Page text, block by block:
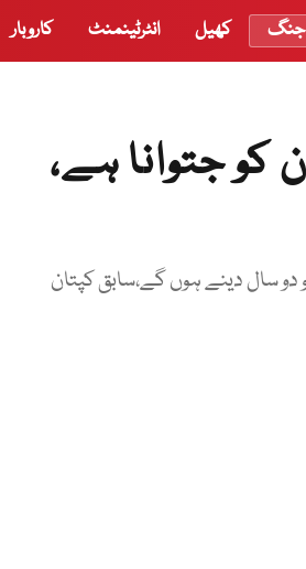
جنگ کھیل انٹرٹینمنٹ کاروبار
کو جتوانا ہے،
سال دینے ہوں گے،سابق کپتان